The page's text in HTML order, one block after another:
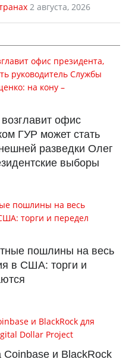
2 августа, 2026
офис
ГУР может стать
разведки Олег
выборы
пошлины на весь
в США: торги и
и BlackRock